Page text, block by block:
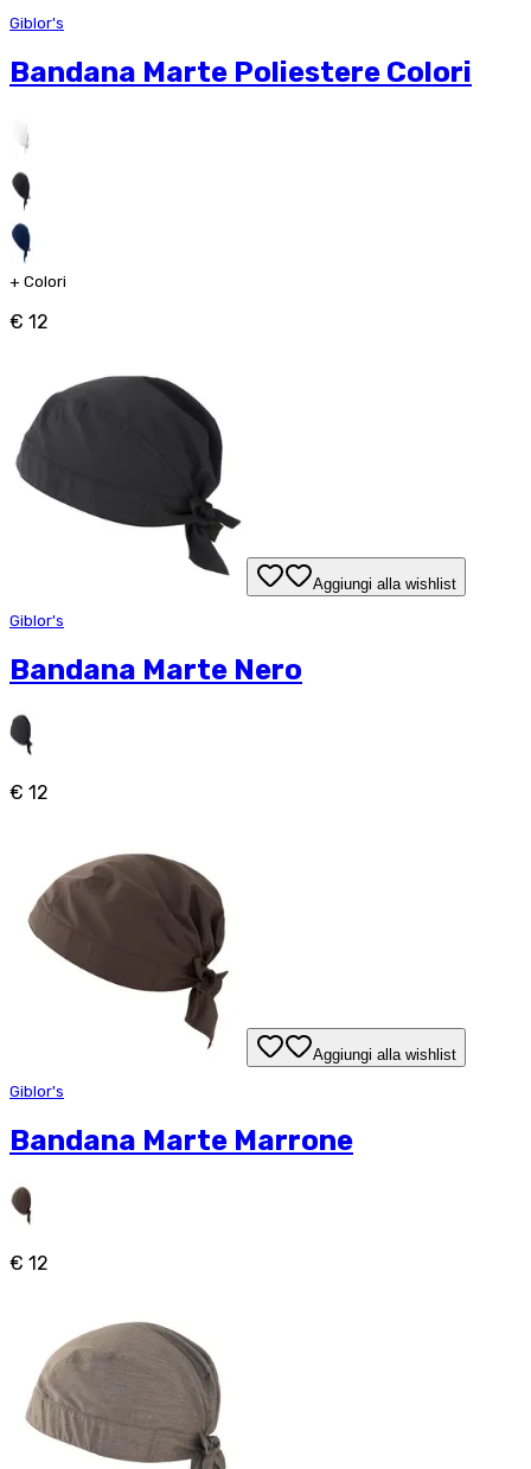
Giblor's
Bandana Marte Poliestere Colori
+ Colori
€ 12
Aggiungi alla wishlist
Giblor's
Bandana Marte Nero
€ 12
Aggiungi alla wishlist
Giblor's
Bandana Marte Marrone
€ 12